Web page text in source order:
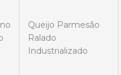
Queijo Parmesão
Ralado
Industrializado